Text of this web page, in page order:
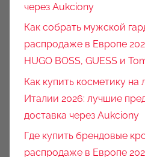
через Aukciony
Как собрать мужской
распродаже в Европе
HUGO BOSS, GUESS и
Как купить косметику
Италии 2026: лучшие
доставка через Aukciony
Где купить брендовые
распродаже в Европе